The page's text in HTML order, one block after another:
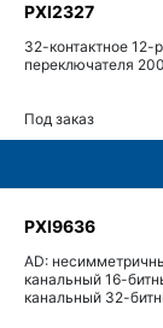
PXI2327
32-контактное 12-
переключателя
Под заказ
PXI9636
AD:
канальный 16-
канальный 32-